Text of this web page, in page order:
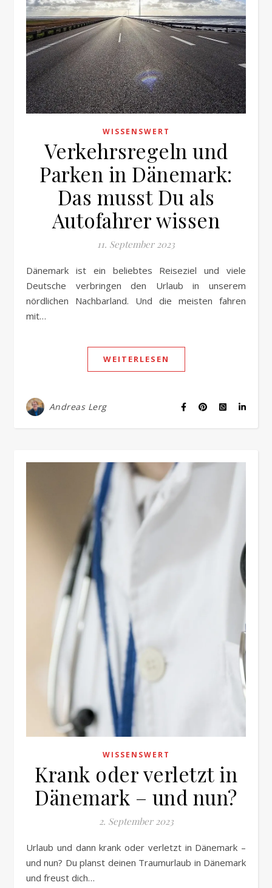
WISSENSWERT
Verkehrsregeln und
Parken in Dänemark:
Das musst Du als
Autofahrer wissen
11. September 2023
Dänemark ist ein beliebtes Reiseziel und viele
Deutsche verbringen den Urlaub in unserem
nördlichen Nachbarland. Und die meisten fahren
mit…
WEITERLESEN
Andreas Lerg
WISSENSWERT
Krank oder verletzt in
Dänemark – und nun?
2. September 2023
Urlaub und dann krank oder verletzt in Dänemark –
und nun? Du planst deinen Traumurlaub in Dänemark
und freust dich…